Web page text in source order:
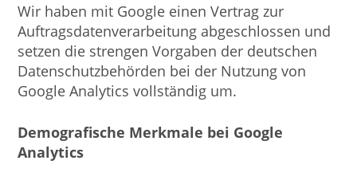
Wir haben mit Google einen Vertrag zur
Auftragsdatenverarbeitung abgeschlossen und
setzen die strengen Vorgaben der deutschen
Datenschutzbehörden bei der Nutzung von
Google Analytics vollständig um.
Demografische Merkmale bei Google
Analytics